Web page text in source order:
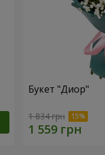
Букет "Диор"
1 834 грн